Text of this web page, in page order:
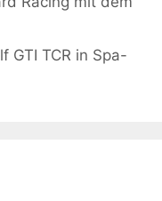
GTI TCR in Spa-